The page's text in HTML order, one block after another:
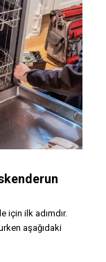
için ilk adımdır.
aşağıdaki